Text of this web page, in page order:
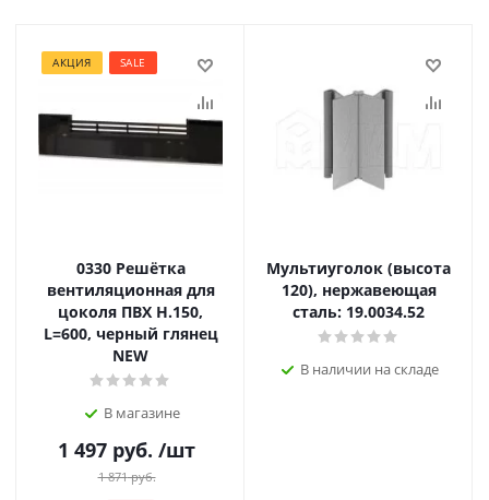
АКЦИЯ SALE
0330 Решётка
вентиляционная для
цоколя ПВХ H.150,
L=600, черный глянец
NEW
В магазине
1 497 руб. /шт
1 871руб.
Мультиуголок (высота
120), нержавеющая
сталь: 19.0034.52
В наличии на складе